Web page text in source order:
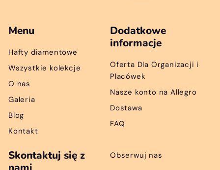
Menu
Hafty diamentowe
Wszystkie kolekcje
O nas
Galeria
Blog
Kontakt
Dodatkowe
informacje
Oferta Dla Organizacji i
Placówek
Nasze konto na Allegro
Dostawa
FAQ
Skontaktuj się z
Obserwuj nas